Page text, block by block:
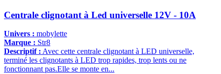
Centrale clignotant à Led universelle 12V - 10A
Univers : mobylette
Marque : Str8
Descriptif : Avec cette centrale clignotant à LED universelle,
terminé les clignotants à LED trop rapides, trop lents ou ne
fonctionnant pas.Elle se monte en...